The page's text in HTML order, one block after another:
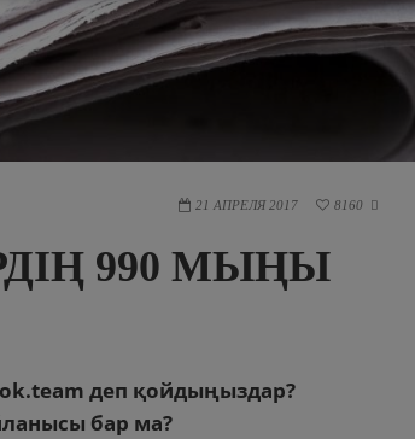
21 АПРЕЛЯ 2017 8160 
990 МЫҢЫ
деп қойдыңыздар?
бар ма?